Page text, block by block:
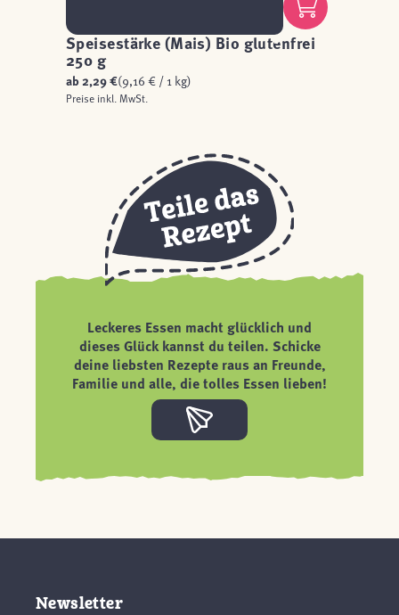
Speisestärke (Mais) Bio glutenfrei
250 g
ab 2,29 €(9,16 € / 1 kg)
Preise inkl. MwSt.
Leckeres Essen macht glücklich und
dieses Glück kannst du teilen. Schicke
deine liebsten Rezepte raus an Freunde,
Familie und alle, die tolles Essen lieben!
Newsletter